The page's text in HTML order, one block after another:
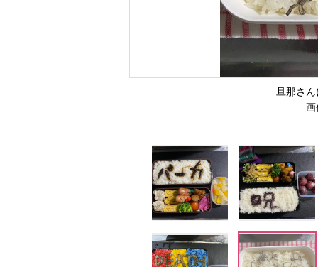
旦那さ
画